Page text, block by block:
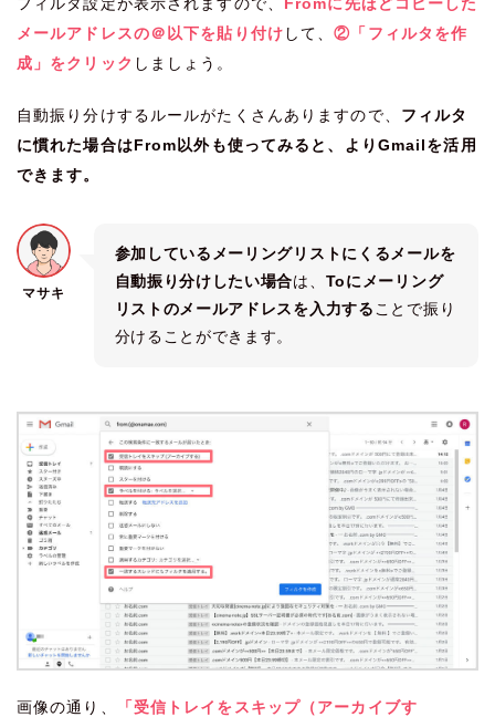
フィルタ設定が表示されますので、 Fromに先ほどコピーした
メールアドレスの＠以下を貼り付け して、②「フィルタを作
成」をクリック しましょう。
自動振り分けするルールがたくさんありますので、 フィルタ
に慣れた場合はFrom以外も使ってみると、よりGmailを活用
できます。
マサキ
参加しているメーリングリストにくるメールを
自動振り分けしたい場合は、 Toにメーリング
リストのメールアドレスを入力することで振り
分けることができます。
画像の通り、
「受信トレイをスキップ（アーカイブす